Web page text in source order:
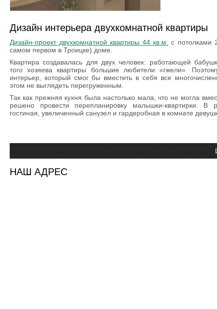
Дизайн интерьера двухкомнатной квартиры
Дизайн-проект двухкомнатной квартиры 44 кв.м.
с потолками
самом первом в Троицке) доме.
Квартира создавалась для двух человек: работающей
того хозяева квартиры большие любители «гжели».
интерьер, который смог бы вместить в себя все
этом не выглядеть перегруженным.
Так как прежняя кухня была настолько мала, что не могла
решено провести перепланировку малышки-квартирки. В
гостиная, увеличенный санузел и гардеробная в комнате
НАШ АДРЕС